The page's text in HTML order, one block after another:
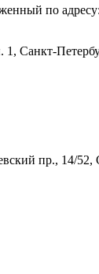
по
1, Санкт-
пр., 14/52,